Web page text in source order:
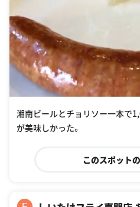
湘南ビールとチョリソー一本で
が美味しかった。
このスポット